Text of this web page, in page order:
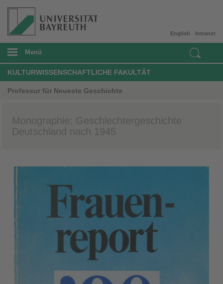
Intranet
English
Menü
KULTURWISSENSCHAFTLICHE FAKULTÄT
Professur für Neueste Geschichte
Monographie: Geschlechtergeschichte
Deutschland nach 1945